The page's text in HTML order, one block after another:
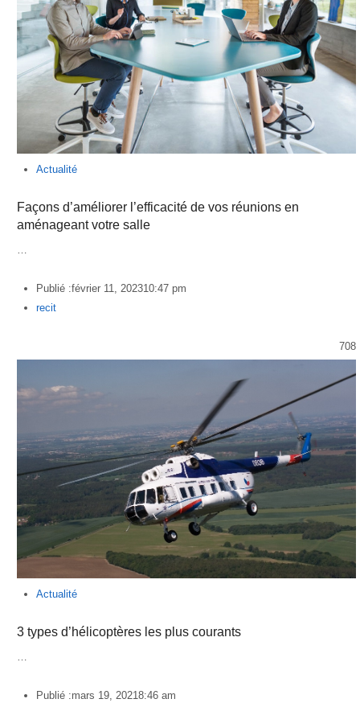
Actualité
Façons d’améliorer l’efficacité de vos réunions en
aménageant votre salle
Publié :février 11, 202310:47 pm
Author
recit
708
Actualité
3 types d’hélicoptères les plus courants
…
Publié :mars 19, 20218:46 am